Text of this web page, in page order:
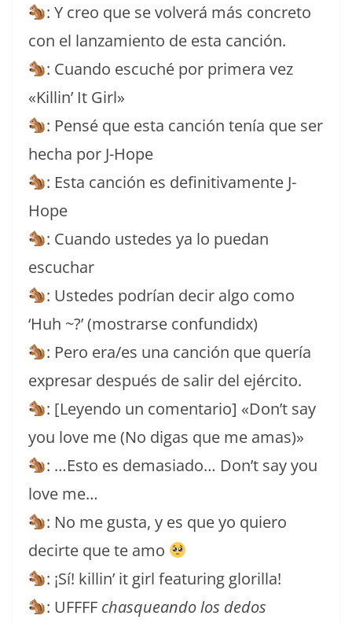
: Y creo que se volverá más concreto
con el lanzamiento de esta canción.
: Cuando escuché por primera vez
«Killin’ It Girl»
: Pensé que esta canción tenía que ser
hecha por J-Hope
: Esta canción es definitivamente J-
Hope
: Cuando ustedes ya lo puedan
escuchar
: Ustedes podrían decir algo como
‘Huh ~?’ (mostrarse confundidx)
: Pero era/es una canción que quería
expresar después de salir del ejército.
: [Leyendo un comentario] «Don’t say
you love me (No digas que me amas)»
: …Esto es demasiado… Don’t say you
love me…
: No me gusta, y es que yo quiero
decirte que te amo
: ¡Sí! killin’ it girl featuring glorilla!
: UFFFF chasqueando los dedos